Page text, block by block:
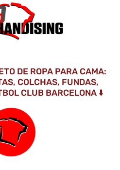
DE ROPA PARA CAMA:
COLCHAS, FUNDAS,
CLUB BARCELONA ⬇️